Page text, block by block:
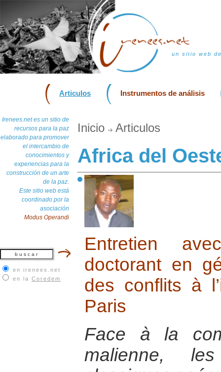
un sitio web
Articulos Instrumentos de análisis
Irenees.net es un sitio de
recursos para la paz
elaborado para promover
el intercambio de
conocimientos y
experiencias para la
construcción de un arte
de la paz.
Este sitio web está
coordinado por la
asociación
Modus Operandi
en irenees.net
en la Coredem
Inicio Articulos
Africa del
Entretien
doctorant en
des conflits à
Paris
Face à la
malienne,